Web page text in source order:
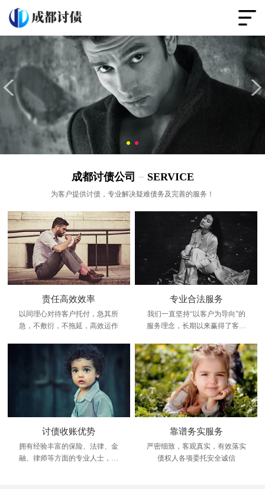
成都讨债公司 − SERVICE
为客户提供讨债，专业解决疑难债务及完善的服务！
责任高效效率
以同理心对待客户托付，急其所
急，不敷衍，不拖延，高效运作
专业合法服务
我们一直坚持“以客户为导向”的
服务理念，长期以来赢得了客户
讨债收账优势
拥有经验丰富的保险、法律、金
融、律师等方面的专业人士，调
靠谱务实服务
严密细致，客观真实，有效落实
债权人各项委托安全诚信